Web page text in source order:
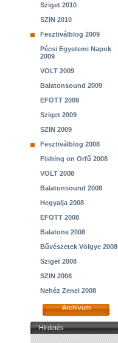
Sziget 2010
SZIN 2010
Fesztiválblog 2009
Pécsi Egyetemi Napok
2009
VOLT 2009
Balatonsound 2009
EFOTT 2009
Sziget 2009
SZIN 2009
Fesztiválblog 2008
Fishing on Orfű 2008
VOLT 2008
Balatonsound 2008
Hegyalja 2008
EFOTT 2008
Balatone 2008
Bűvészetek Völgye 2008
Sziget 2008
SZIN 2008
Nehéz Zenei 2008
Archívum
Hirdetés